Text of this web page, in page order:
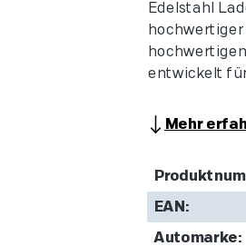
Edelstahl
entwickelt für
Mehr
EAN:
Automarke: